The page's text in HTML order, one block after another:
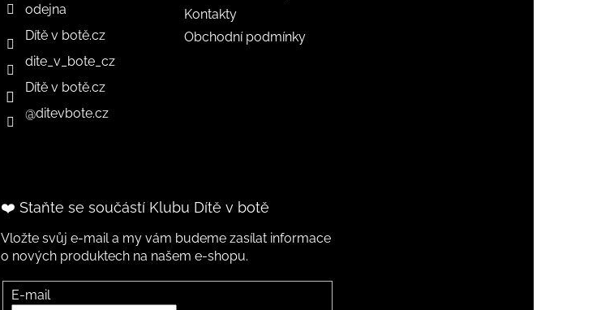
odejna
Dítě v botě.cz
dite_v_bote_cz
Dítě v botě.cz
@ditevbote.cz
Kontakty
Obchodní podmínky
❤️ Staňte se součástí Klubu Dítě v botě
Vložte svůj e-mail a my vám budeme zasílat informace
o nových produktech na našem e-shopu.
E-mail